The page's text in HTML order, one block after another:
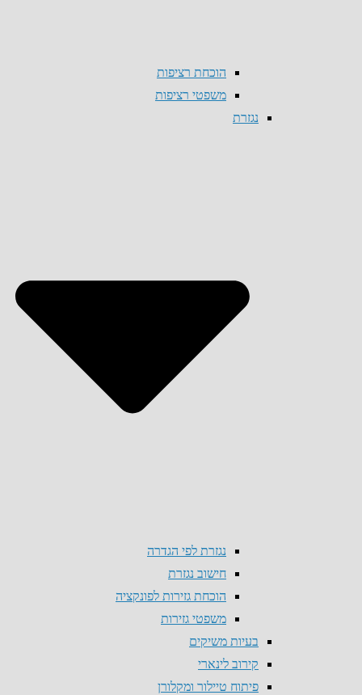
הוכחת רציפות
משפטי רציפות
נגזרת
נגזרת לפי הגדרה
חישוב נגזרת
הוכחת גזירות לפונקציה
משפטי גזירות
בעיות משיקים
קירוב לינארי
פיתוח טיילור ומקלורן